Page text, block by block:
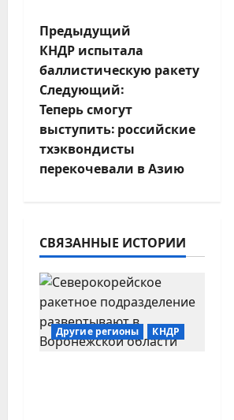
Н
а
в
и
г
ц
и
я
з
Предыдущий
КНДР испытала
баллистическую ракету
Следующий:
Теперь смогут
выступить: российские
тхэквондисты
перекочевали в Азию
СВЯЗАННЫЕ ИСТОРИИ
Другие регионы КНДР